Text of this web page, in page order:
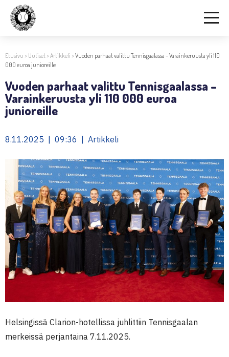
Etusivu > Uutiset>Artikkeli >Vuoden parhaat valittu Tennisgaalassa – Varainkeruusta yli 110
000 euroa junioreille
Vuoden parhaat valittu Tennisgaalassa –
Varainkeruusta yli 110 000 euroa
junioreille
8.11.2025 | 09:36 | Artikkeli
Helsingissä Clarion-hotellissa juhlittiin Tennisgaalan
merkeissä perjantaina 7.11.2025.